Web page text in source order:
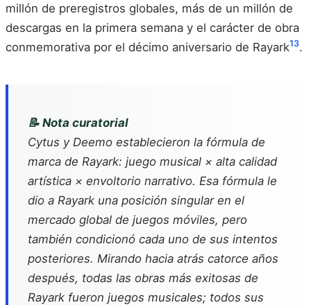
millón de preregistros globales, más de un millón de
descargas en la primera semana y el carácter de obra
conmemorativa por el décimo aniversario de Rayark13.
📝 Nota curatorial
Cytus y Deemo establecieron la fórmula de
marca de Rayark: juego musical × alta calidad
artística × envoltorio narrativo. Esa fórmula le
dio a Rayark una posición singular en el
mercado global de juegos móviles, pero
también condicionó cada uno de sus intentos
posteriores. Mirando hacia atrás catorce años
después, todas las obras más exitosas de
Rayark fueron juegos musicales; todos sus